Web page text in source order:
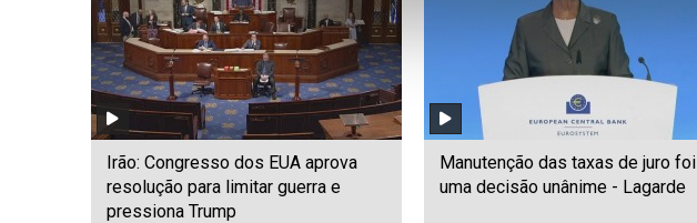
Irão: Congresso dos EUA aprova
resolução para limitar guerra e
pressiona Trump
Manutenção das taxas de juro foi
uma decisão unânime - Lagarde